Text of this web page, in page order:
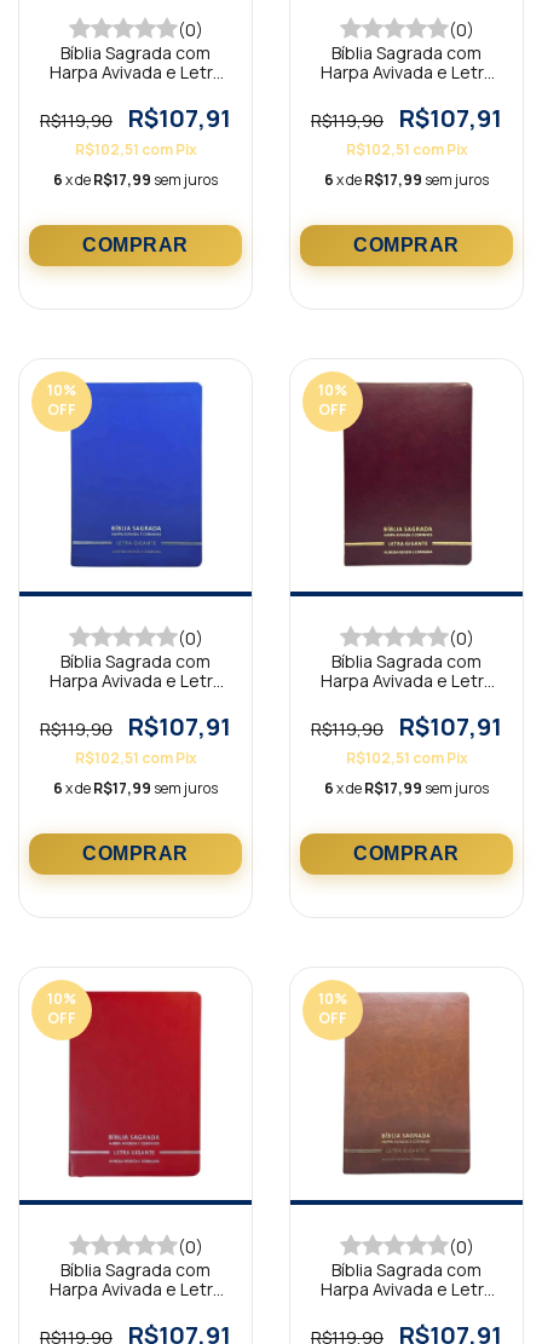
(0)
Bíblia Sagrada com
Harpa Avivada e Letra
Cruz Marrom
R$119,90 R$107,91
R$102,51 com Pix
6x deR$17,99 sem juros
(0)
Bíblia Sagrada com
Harpa Avivada e Letra
Minimalista Branca
R$119,90 R$107,91
R$102,51 com Pix
6x deR$17,99 sem juros
10%
OFF
(0)
Bíblia Sagrada com
Harpa Avivada e Letra
Minimalista Azul
R$119,90 R$107,91
R$102,51 com Pix
6x deR$17,99 sem juros
10%
OFF
(0)
Bíblia Sagrada com
Harpa Avivada e Letra
Minimalista Bordô
R$119,90 R$107,91
R$102,51 com Pix
6x deR$17,99 sem juros
10%
OFF
(0)
Bíblia Sagrada com
Harpa Avivada e Letra
Minimalista Vermelho
R$119,90 R$107,91
10%
OFF
(0)
Bíblia Sagrada com
Harpa Avivada e Letra
Minimalista Marrom
R$119,90 R$107,91